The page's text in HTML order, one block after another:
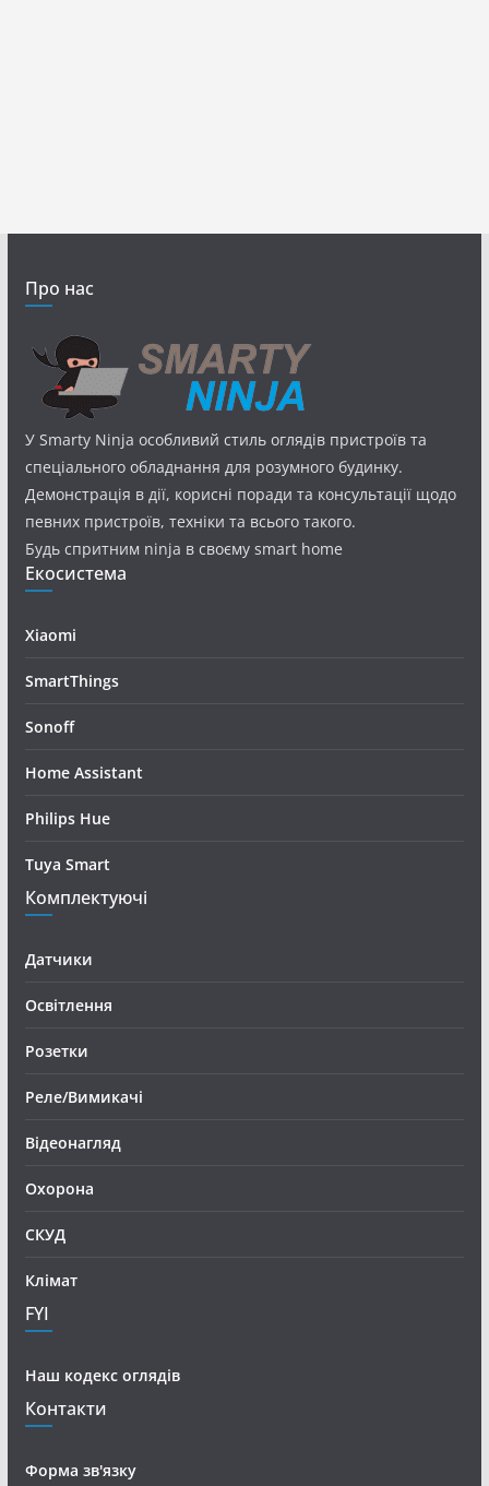
Про нас
У Smarty Ninja особливий стиль оглядів пристроїв та
спеціального обладнання для розумного будинку.
Демонстрація в дії, корисні поради та консультації щодо
певних пристроїв, техніки та всього такого.
Будь спритним ninja в своєму smart home
Екосистема
Xiaomi
SmartThings
Sonoff
Home Assistant
Philips Hue
Tuya Smart
Комплектуючі
Датчики
Освітлення
Розетки
Реле/Вимикачі
Відеонагляд
Охорона
СКУД
Клімат
FYI
Наш кодекс оглядів
Контакти
Форма зв'язку